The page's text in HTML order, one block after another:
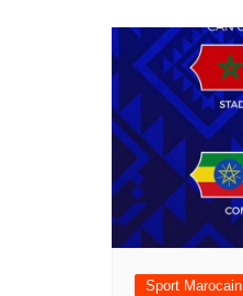
Sport Marocain